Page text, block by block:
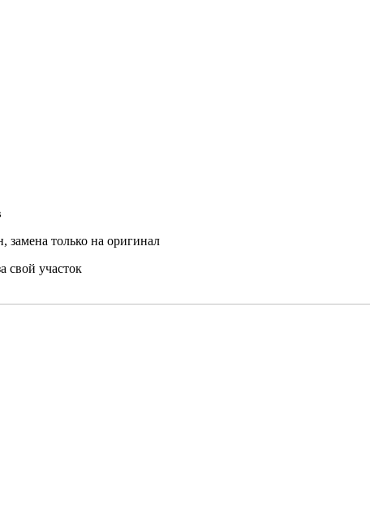
замена только на оригинал
свой участок